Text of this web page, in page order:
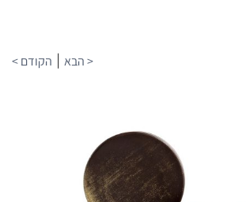
< הבא הקודם >